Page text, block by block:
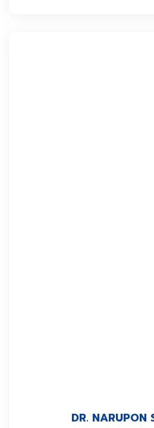
DR. NARUPON